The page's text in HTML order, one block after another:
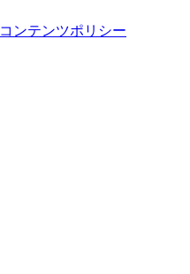
コンテンツポリシー